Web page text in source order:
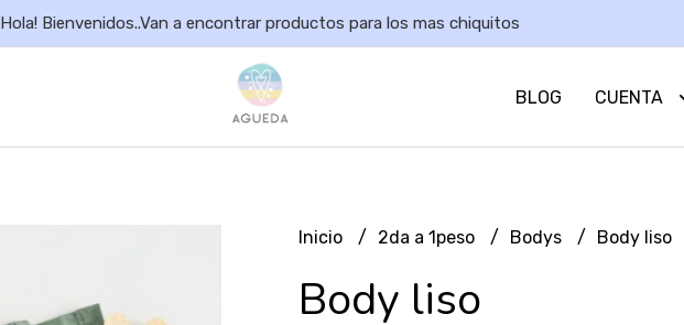
Hola! Bienvenidos..Van a encontrar productos para los mas chiquitos
BLOG CUENTA
Inicio 2da a 1peso Bodys Body liso
Body liso